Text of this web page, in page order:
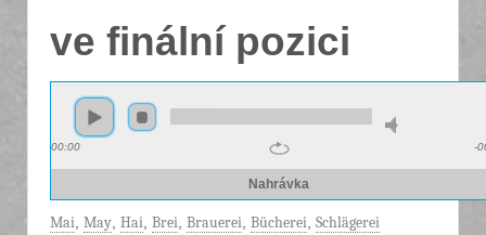
ve finální pozici
00:00 -
Nahrávka
Mai May Hai Brei Brauerei Bücherei Schlägerei